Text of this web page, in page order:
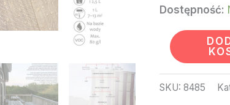
Dostępność:
SKU: 8485